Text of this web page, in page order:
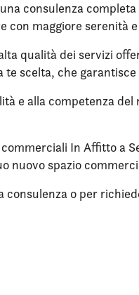
consulenza
con maggiore serenità
qualità dei servizi
te scelta, che
e alla competenza
In Affitto a
nuovo spazio
consulenza o per